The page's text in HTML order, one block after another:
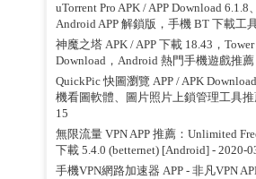
uTorrent Pro APK / APP Download 6.1.8
Android APP 解鎖版，手機 BT 下載工
神魔之塔 APK / APP 下載 18.43，
Download，Android 熱門手機遊戲推薦
QuickPic 快圖瀏覽 APP / APK
機看圖軟體、圖片照片上鎖管理工具
15
無限流量 VPN APP 推薦：Unlimited
下載 5.4.0 (betternet) [Android]- 2020-
手機VPN網路加速器 APP - 非凡VPN